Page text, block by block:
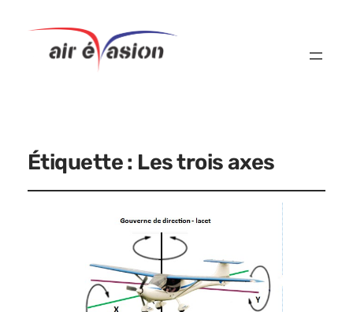
Étiquette : Les trois axes